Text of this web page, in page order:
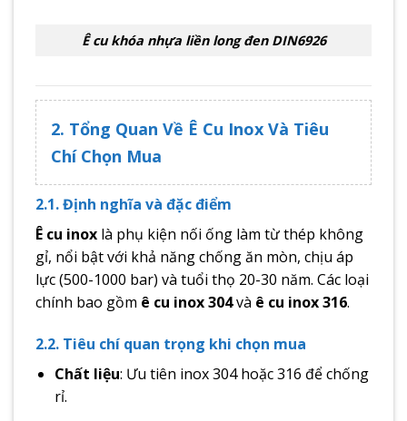
Ê cu khóa nhựa liền long đen DIN6926
2. Tổng Quan Về Ê Cu Inox Và Tiêu
Chí Chọn Mua
2.1. Định nghĩa và đặc điểm
Ê cu inox là phụ kiện nối ống làm từ thép không
gỉ, nổi bật với khả năng chống ăn mòn, chịu áp
lực (500-1000 bar) và tuổi thọ 20-30 năm. Các loại
chính bao gồm ê cu inox 304và ê cu inox 316.
2.2. Tiêu chí quan trọng khi chọn mua
Chất liệu: Ưu tiên inox 304 hoặc 316 để chống
rỉ.